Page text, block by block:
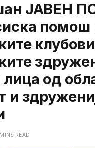
ЈАВЕН
помош
од
и
READ